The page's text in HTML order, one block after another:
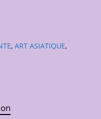
, ART ASIATIQUE,